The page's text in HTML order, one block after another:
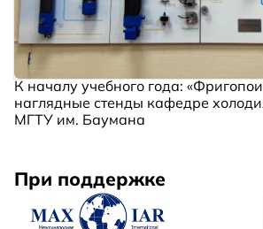
К началу учебного года:
наглядные стенды кафедре
МГТУ им. Баумана
При поддержке